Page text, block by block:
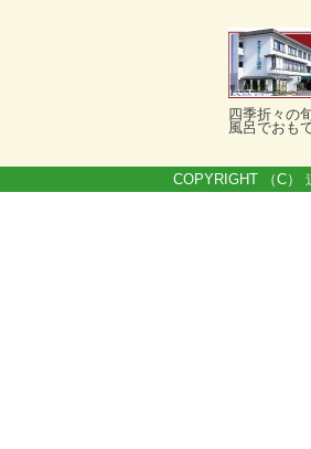
四季折々の
風呂でおも
COPYRIGHT （C）